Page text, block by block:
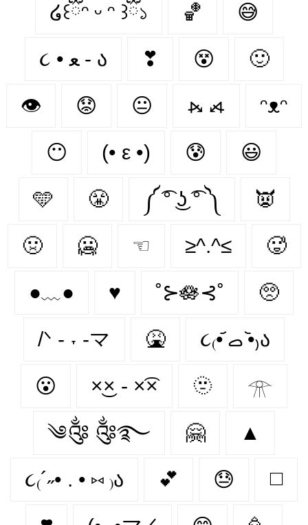
໒꒰ྀིᵔ ᵕ ᵔ ꒱ྀི১ 🏀 😅
૮ • ﻌ - ა⁩ ❣ 😵 🙂
👁️ 😟 😐 ⦮ ⦯ ᵔᴥᵔ
😶 (• ε •) 😰 😃
🩵 😤 ༼ ͡° ͜ʖ ͡° ༽ 👿
🤢 🥶 ☜ ≥^.^≤ 🥵
●﹏● ♥ ˚⊱🪷⊰˚ 🥺
/ᐠ - ˕ -マ 🤮 ૮₍•᷄ ࡇ •᷅₎ა
😮‍ ×͜× - ×͡× 🫥 𓁿
༄༂ ༂࿐ 🤗 ▲
૮₍´˶• . • ⑅ ₎ა 💕 😓 ◻️